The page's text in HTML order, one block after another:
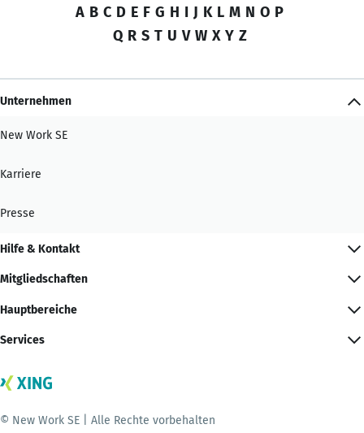
A B C D E F G H I J K L M N O P
Q R S T U V W X Y Z
Unternehmen
New Work SE
Karriere
Presse
Hilfe & Kontakt
Mitgliedschaften
Hauptbereiche
Services
© New Work SE | Alle Rechte vorbehalten